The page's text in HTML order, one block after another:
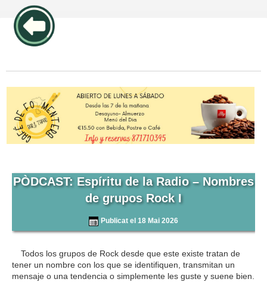
PÒDCAST: Espíritu de la Radio – Nombres
de grupos Rock I
Publicat el 18 Mai 2026
Todos los grupos de Rock desde que este existe tratan de
tener un nombre con los que se identifiquen, transmitan un
mensaje o una tendencia o simplemente les guste y suene bien.